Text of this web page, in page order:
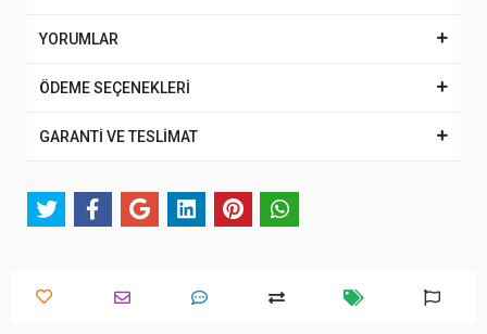
YORUMLAR
ÖDEME SEÇENEKLERİ
GARANTİ VE TESLİMAT